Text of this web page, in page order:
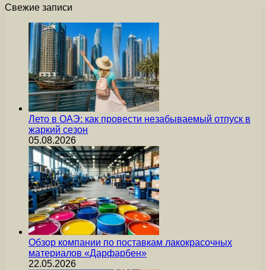
Свежие записи
Лето в ОАЭ: как провести незабываемый отпуск в
жаркий сезон
05.08.2026
Обзор компании по поставкам лакокрасочных
материалов «Дарфарбен»
22.05.2026